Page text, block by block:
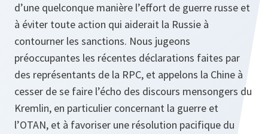
d’une quelconque manière l’effort de guerre russe et
à éviter toute action qui aiderait la Russie à
contourner les sanctions. Nous jugeons
préoccupantes les récentes déclarations faites par
des représentants de la RPC, et appelons la Chine à
cesser de se faire l’écho des discours mensongers du
Kremlin, en particulier concernant la guerre et
l’OTAN, et à favoriser une résolution pacifique du